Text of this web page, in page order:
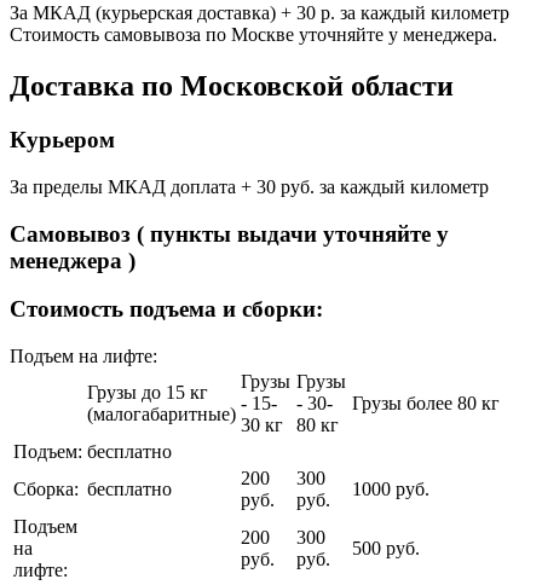
За МКАД (курьерская доставка) + 30 р. за каждый километр
Стоимость самовывоза по Москве уточняйте у менеджера.
Доставка по Московской области
Курьером
За пределы МКАД доплата + 30 руб. за каждый километр
Самовывоз ( пункты выдачи уточняйте у
менеджера )
Стоимость подъема и сборки:
Подъем на лифте:
Грузы до 15 кг
(малогабаритные)
Грузы
- 15-
30 кг
Грузы
- 30-
80 кг
Грузы более 80 кг
Подъем: бесплатно
Сборка: бесплатно
200
руб.
300
руб.
1000 руб.
Подъем
на
лифте:
200
руб.
300
руб.
500 руб.